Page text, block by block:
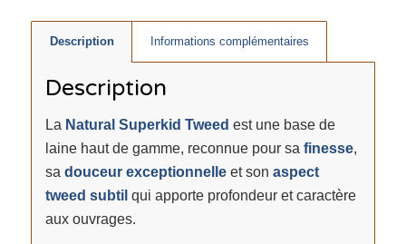
Description Informations complémentaires
Description
La Natural Superkid Tweed est une base de
laine haut de gamme, reconnue pour sa finesse,
sa douceur exceptionnelleet son aspect
tweed subtil qui apporte profondeur et caractère
aux ouvrages.